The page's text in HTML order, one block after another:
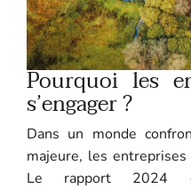
Pourquoi les
s’engager ?
Dans un monde
majeure, les
Le rapport 2024